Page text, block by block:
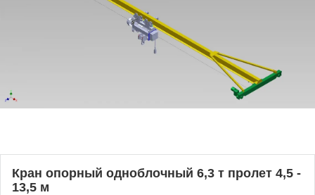
Кран опорный одноблочный 6,3 т пролет 4,5 -
13,5 м